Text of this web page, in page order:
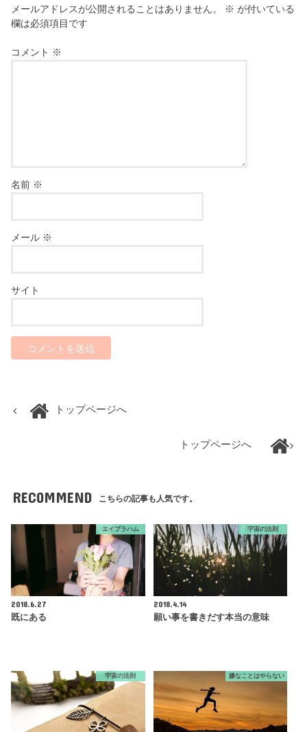
メールアドレスが公開されることはありません。 ※ が付いている
欄は必須項目です
コメント ※
名前 ※
メール ※
サイト
トップページへ
トップページへ
RECOMMEND こちらの記事も人気です。
エイブラハム
2018.6.27
既にある
宇宙の法則
2018.4.14
願い事を書きだす本当の意味
宇宙の法則 嫌なことはやらない